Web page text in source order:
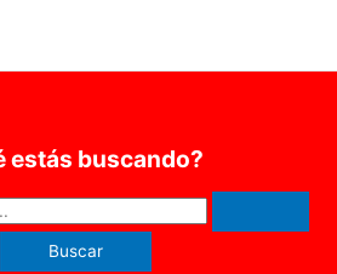
estás buscando?